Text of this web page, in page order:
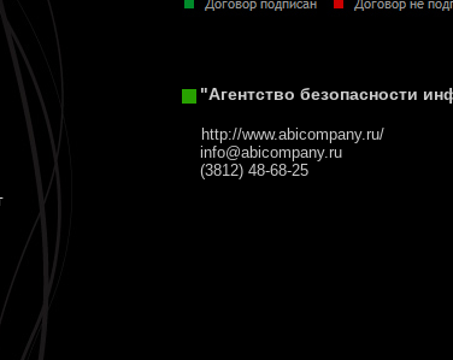
"Агентство безопасности
http://www.abicompany.ru/
info@abicompany.ru
(3812) 48-68-25